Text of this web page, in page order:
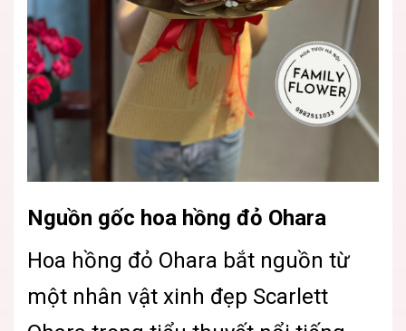
Nguồn gốc hoa hồng đỏ Ohara
Hoa hồng đỏ Ohara bắt nguồn từ
một nhân vật xinh đẹp Scarlett